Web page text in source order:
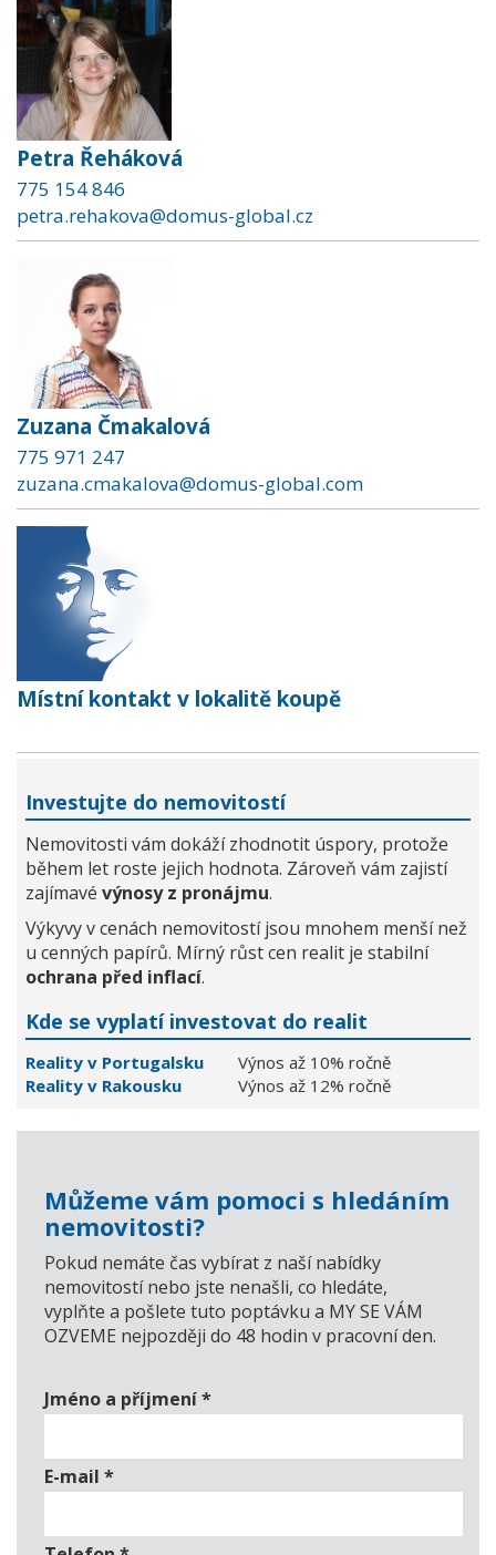
Petra Řeháková
775 154 846
petra.rehakova@domus-global.cz
Zuzana Čmakalová
775 971 247
zuzana.cmakalova@domus-global.com
Místní kontakt v lokalitě koupě
Investujte do nemovitostí
Nemovitosti vám dokáží zhodnotit úspory, protože
během let roste jejich hodnota. Zároveň vám zajistí
zajímavé výnosy z pronájmu.
Výkyvy v cenách nemovitostí jsou mnohem menší než
u cenných papírů. Mírný růst cen realit je stabilní
ochrana před inflací.
Kde se vyplatí investovat do realit
Reality v Portugalsku
Výnos až 10% ročně
Reality v Rakousku
Výnos až 12% ročně
Můžeme vám pomoci s hledáním
nemovitosti?
Pokud nemáte čas vybírat z naší nabídky
nemovitostí nebo jste nenašli, co hledáte,
vyplňte a pošlete tuto poptávku a MY SE VÁM
OZVEME nejpozději do 48 hodin v pracovní den.
Jméno a příjmení*
E-mail *